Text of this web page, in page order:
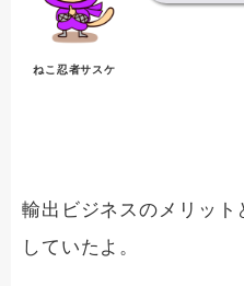
ねこ忍者サスケ
輸出ビジネスのメリッ
していたよ。